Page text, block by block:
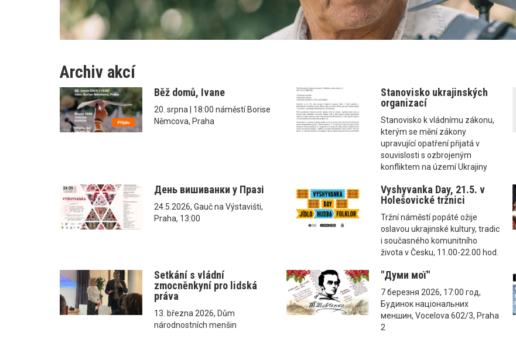
Archiv akcí
Běž domů, Ivane
20. srpna | 18:00 náměstí Borise
Němcova, Praha
Stanovisko ukrajinských
organizací
Stanovisko k vládnímu zákonu,
kterým se mění zákony
upravující opatření přijatá v
souvislosti s ozbrojeným
konfliktem na území Ukrajiny
День вишиванки у Празі
24.5.2026, Gauč na Výstavišti,
Praha, 13:00
Vyshyvanka Day, 21.5. v
Holešovické tržnici
Tržní náměstí popáté ožije
oslavou ukrajinské kultury, tradic
i současného komunitního
života v Česku, 11.00-22.00 hod.
Setkání s vládní
zmocněnkyní pro lidská
práva
13. března 2026, Dům
národnostních menšin
"Думи мої"
7 березня 2026, 17:00 год,
Будинок національних
меншин, Vocelova 602/3, Praha
2